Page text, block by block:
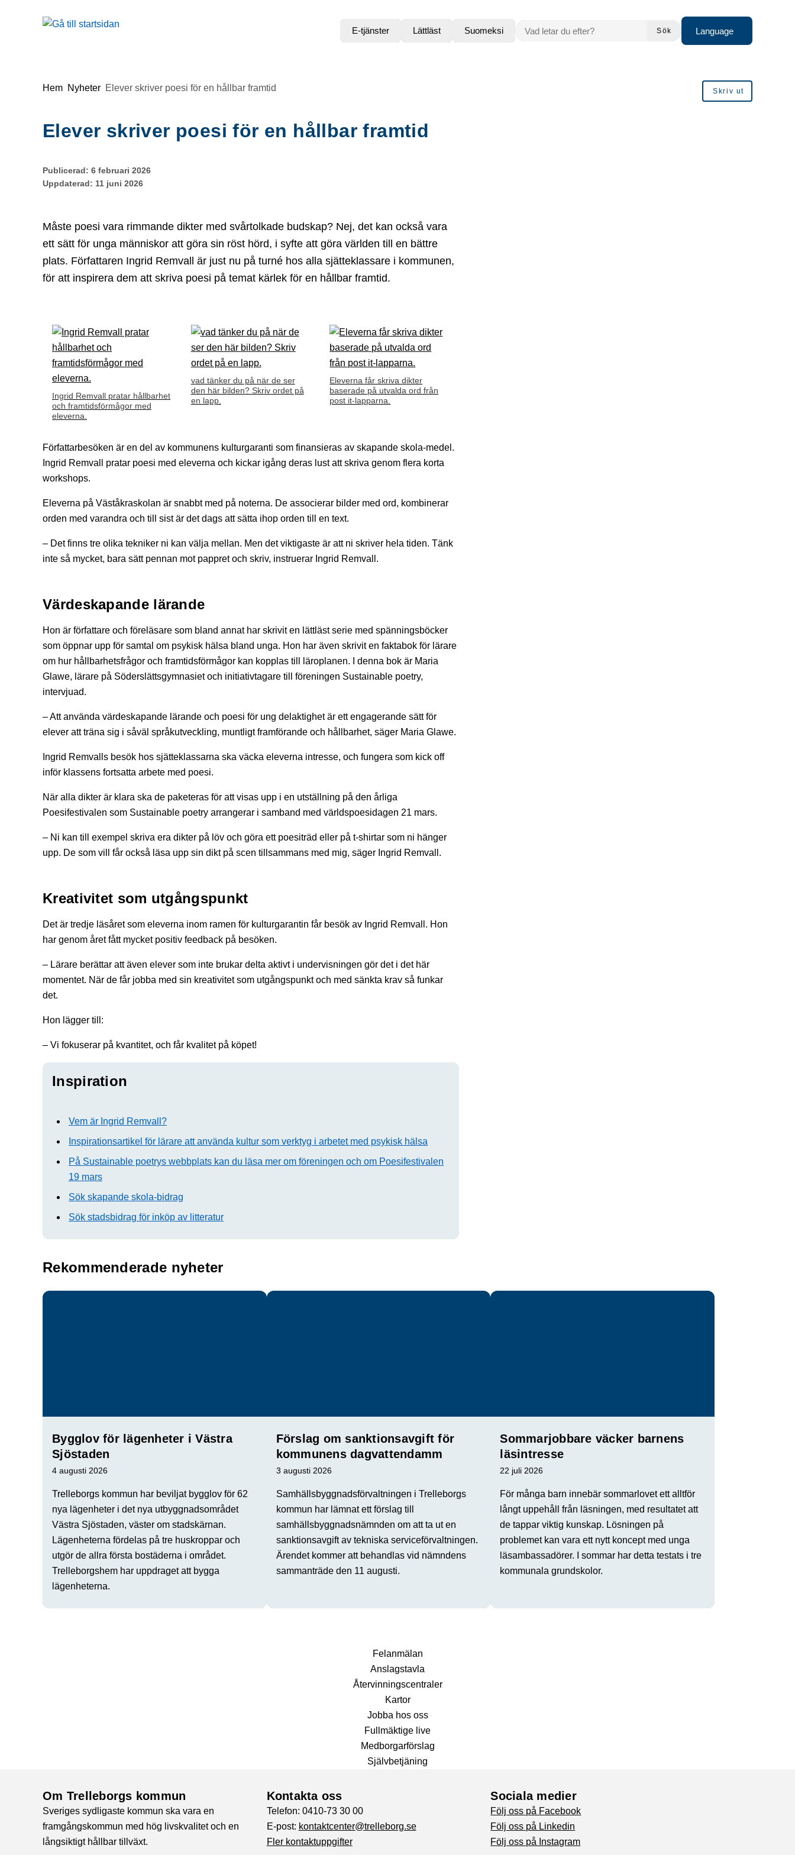
Gå till innehåll
E-tjänster
Lättläst Suomeksi
VAD LETAR DU EFTER?
Sök
Language
Du är här:
Hem Nyheter Elever skriver poesi för en hållbar framtid Skriv ut
Elever skriver poesi för en hållbar framtid
Publicerad: 6 februari 2026
Uppdaterad: 11 juni 2026
Måste poesi vara rimmande dikter med svårtolkade budskap? Nej, det kan också vara
ett sätt för unga människor att göra sin röst hörd, i syfte att göra världen till en bättre
plats. Författaren Ingrid Remvall är just nu på turné hos alla sjätteklassare i kommunen,
för att inspirera dem att skriva poesi på temat kärlek för en hållbar framtid.
Ingrid Remvall pratar hållbarhet
och framtidsförmågor med
eleverna.
vad tänker du på när de ser
den här bilden? Skriv ordet på
en lapp.
Eleverna får skriva dikter
baserade på utvalda ord från
post it-lapparna.
Författarbesöken är en del av kommunens kulturgaranti som finansieras av skapande skola-medel.
Ingrid Remvall pratar poesi med eleverna och kickar igång deras lust att skriva genom flera korta
workshops.
Eleverna på Väståkraskolan är snabbt med på noterna. De associerar bilder med ord, kombinerar
orden med varandra och till sist är det dags att sätta ihop orden till en text.
– Det finns tre olika tekniker ni kan välja mellan. Men det viktigaste är att ni skriver hela tiden. Tänk
inte så mycket, bara sätt pennan mot pappret och skriv, instruerar Ingrid Remvall.
Värdeskapande lärande
Hon är författare och föreläsare som bland annat har skrivit en lättläst serie med spänningsböcker
som öppnar upp för samtal om psykisk hälsa bland unga. Hon har även skrivit en faktabok för lärare
om hur hållbarhetsfrågor och framtidsförmågor kan kopplas till läroplanen. I denna bok är Maria
Glawe, lärare på Söderslättsgymnasiet och initiativtagare till föreningen Sustainable poetry,
intervjuad.
– Att använda värdeskapande lärande och poesi för ung delaktighet är ett engagerande sätt för
elever att träna sig i såväl språkutveckling, muntligt framförande och hållbarhet, säger Maria Glawe.
Ingrid Remvalls besök hos sjätteklassarna ska väcka eleverna intresse, och fungera som kick off
inför klassens fortsatta arbete med poesi.
När alla dikter är klara ska de paketeras för att visas upp i en utställning på den årliga
Poesifestivalen som Sustainable poetry arrangerar i samband med världspoesidagen 21 mars.
– Ni kan till exempel skriva era dikter på löv och göra ett poesiträd eller på t-shirtar som ni hänger
upp. De som vill får också läsa upp sin dikt på scen tillsammans med mig, säger Ingrid Remvall.
Kreativitet som utgångspunkt
Det är tredje läsåret som eleverna inom ramen för kulturgarantin får besök av Ingrid Remvall. Hon
har genom året fått mycket positiv feedback på besöken.
– Lärare berättar att även elever som inte brukar delta aktivt i undervisningen gör det i det här
momentet. När de får jobba med sin kreativitet som utgångspunkt och med sänkta krav så funkar
det.
Hon lägger till:
– Vi fokuserar på kvantitet, och får kvalitet på köpet!
Inspiration
Vem är Ingrid Remvall?
Inspirationsartikel för lärare att använda kultur som verktyg i arbetet med psykisk hälsa
På Sustainable poetrys webbplats kan du läsa mer om föreningen och om Poesifestivalen
19 mars
Sök skapande skola-bidrag
Sök stadsbidrag för inköp av litteratur
Rekommenderade nyheter
Bygglov för lägenheter i Västra
Sjöstaden
4 augusti 2026
Trelleborgs kommun har beviljat bygglov för 62
nya lägenheter i det nya utbyggnadsområdet
Västra Sjöstaden, väster om stadskärnan.
Lägenheterna fördelas på tre huskroppar och
utgör de allra första bostäderna i området.
Trelleborgshem har uppdraget att bygga
lägenheterna.
Förslag om sanktionsavgift för
kommunens dagvattendamm
3 augusti 2026
Samhällsbyggnadsförvaltningen i Trelleborgs
kommun har lämnat ett förslag till
samhällsbyggnadsnämnden om att ta ut en
sanktionsavgift av tekniska serviceförvaltningen.
Ärendet kommer att behandlas vid nämndens
sammanträde den 11 augusti.
Sommarjobbare väcker barnens
läsintresse
22 juli 2026
För många barn innebär sommarlovet ett alltför
långt uppehåll från läsningen, med resultatet att
de tappar viktig kunskap. Lösningen på
problemet kan vara ett nytt koncept med unga
läsambassadörer. I sommar har detta testats i tre
kommunala grundskolor.
Fel­anmälan
Anslags­tavla
Återvinnings­centraler
Kartor
Jobba hos oss
Fullmäktige live
Medborgarförslag
Självbetjäning
Om Trelleborgs kommun
Sveriges sydligaste kommun ska vara en
framgångskommun med hög livskvalitet och en
långsiktigt hållbar tillväxt.
Kontakta oss
Telefon: 0410-73 30 00
E-post: kontaktcenter@trelleborg.se
Fler kontaktuppgifter
Sociala medier
Följ oss på Facebook
Följ oss på Linkedin
Följ oss på Instagram